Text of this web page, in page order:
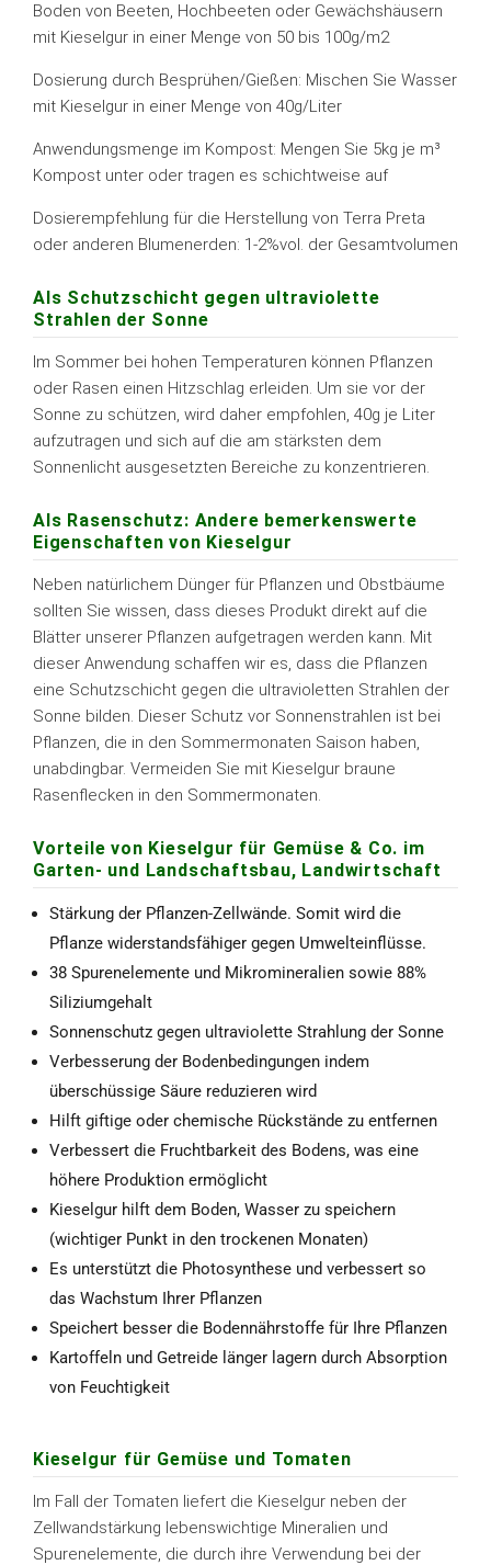
Boden von Beeten, Hochbeeten oder Gewächshäusern
mit Kieselgur in einer Menge von 50 bis 100g/m2
Dosierung durch Besprühen/Gießen: Mischen Sie Wasser
mit Kieselgur in einer Menge von 40g/Liter
Anwendungsmenge im Kompost: Mengen Sie 5kg je m³
Kompost unter oder tragen es schichtweise auf
Dosierempfehlung für die Herstellung von Terra Preta
oder anderen Blumenerden: 1-2%vol. der Gesamtvolumen
Als Schutzschicht gegen ultraviolette
Strahlen der Sonne
Im Sommer bei hohen Temperaturen können Pflanzen
oder Rasen einen Hitzschlag erleiden. Um sie vor der
Sonne zu schützen, wird daher empfohlen, 40g je Liter
aufzutragen und sich auf die am stärksten dem
Sonnenlicht ausgesetzten Bereiche zu konzentrieren.
Als Rasenschutz: Andere bemerkenswerte
Eigenschaften von Kieselgur
Neben natürlichem Dünger für Pflanzen und Obstbäume
sollten Sie wissen, dass dieses Produkt direkt auf die
Blätter unserer Pflanzen aufgetragen werden kann. Mit
dieser Anwendung schaffen wir es, dass die Pflanzen
eine Schutzschicht gegen die ultravioletten Strahlen der
Sonne bilden. Dieser Schutz vor Sonnenstrahlen ist bei
Pflanzen, die in den Sommermonaten Saison haben,
unabdingbar. Vermeiden Sie mit Kieselgur braune
Rasenflecken in den Sommermonaten.
Vorteile von Kieselgur für Gemüse & Co. im
Garten- und Landschaftsbau, Landwirtschaft
Stärkung der Pflanzen-Zellwände. Somit wird die
Pflanze widerstandsfähiger gegen Umwelteinflüsse.
38 Spurenelemente und Mikromineralien sowie 88%
Siliziumgehalt
Sonnenschutz gegen ultraviolette Strahlung der Sonne
Verbesserung der Bodenbedingungen indem
überschüssige Säure reduzieren wird
Hilft giftige oder chemische Rückstände zu entfernen
Verbessert die Fruchtbarkeit des Bodens, was eine
höhere Produktion ermöglicht
Kieselgur hilft dem Boden, Wasser zu speichern
(wichtiger Punkt in den trockenen Monaten)
Es unterstützt die Photosynthese und verbessert so
das Wachstum Ihrer Pflanzen
Speichert besser die Bodennährstoffe für Ihre Pflanzen
Kartoffeln und Getreide länger lagern durch Absorption
von Feuchtigkeit
Kieselgur für Gemüse und Tomaten
Im Fall der Tomaten liefert die Kieselgur neben der
Zellwandstärkung lebenswichtige Mineralien und
Spurenelemente, die durch ihre Verwendung bei der